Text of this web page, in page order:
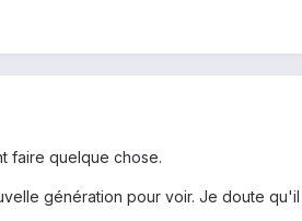
faire quelque chose.
génération pour voir. Je doute